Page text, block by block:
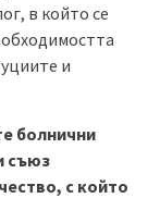
в който се
и
болнични
съюз
с който